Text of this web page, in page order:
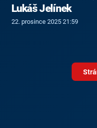
Lukáš Jelínek
22. prosince 2025 21:59